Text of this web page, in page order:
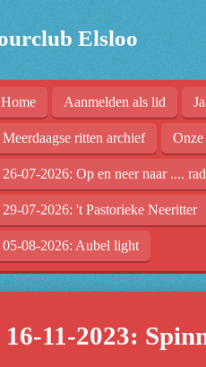
Elsloo
Home Aanmelden als lid
Meerdaagse ritten archief Onze
26-07-2026: Op en neer naar ....
29-07-2026: 't Pastorieke Neeritter
05-08-2026: Aubel light
16-11-2023: